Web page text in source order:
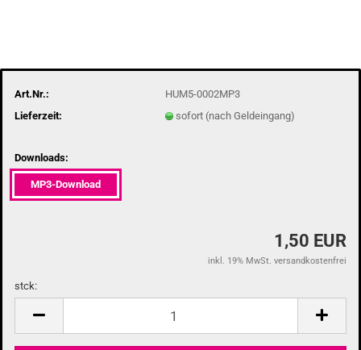
Art.Nr.:
HUM5-0002MP3
Lieferzeit:
sofort (nach Geldeingang)
Downloads:
MP3-Download
1,50 EUR
inkl. 19% MwSt. versandkostenfrei
stck: